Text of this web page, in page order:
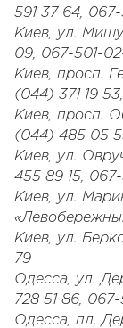
591 37 64,
Киев, ул.
09, 067-501-
Киев, просп.
(044) 371 19
Киев, просп.
(044) 485 05
Киев, ул.
455 89 15,
Киев, ул.
Киев, ул.
79
Одесса, ул.
728 51 86,
Одесса, пл.